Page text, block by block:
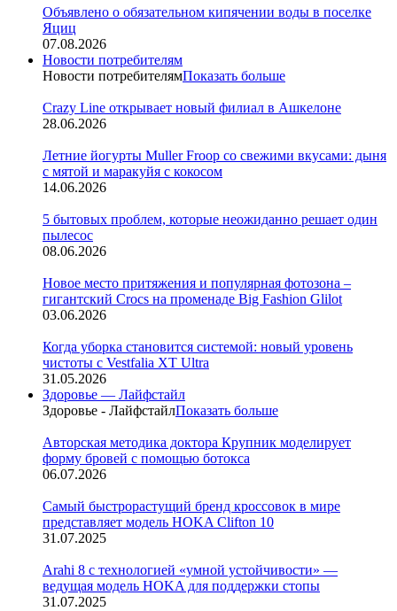
Объявлено о обязательном кипячении воды в поселке
Яциц
07.08.2026
Новости потребителям
Новости потребителямПоказать больше
Crazy Line открывает новый филиал в Ашкелоне
28.06.2026
Летние йогурты Muller Froop со свежими вкусами: дыня
с мятой и маракуйя с кокосом
14.06.2026
5 бытовых проблем, которые неожиданно решает один
пылесос
08.06.2026
Новое место притяжения и популярная фотозона –
гигантский Crocs на променаде Big Fashion Glilot
03.06.2026
Когда уборка становится системой: новый уровень
чистоты с Vestfalia XT Ultra
31.05.2026
Здоровье — Лайфстайл
Здоровье - ЛайфстайлПоказать больше
Авторская методика доктора Крупник моделирует
форму бровей с помощью ботокса
06.07.2026
Cамый быстрорастущий бренд кроссовок в мире
представляет модель HOKA Clifton 10
31.07.2025
Arahi 8 c технологией «умной устойчивости» —
ведущая модель HOKA для поддержки стопы
31.07.2025